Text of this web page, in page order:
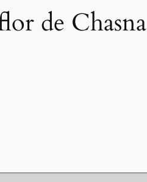
de Chasna